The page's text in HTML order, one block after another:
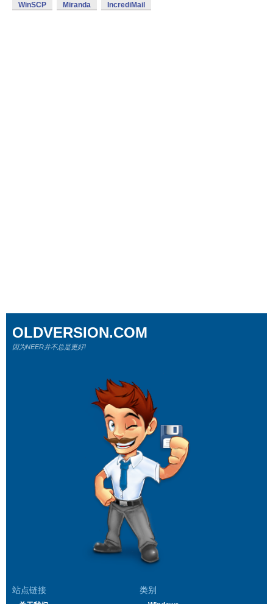
WinSCP Miranda IncrediMail
站点链接 类别
OLDVERSION.COM
因为NEER并不总是更好!